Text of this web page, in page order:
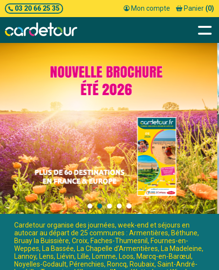
03 20 66 25 35 Mon compte Panier (0)
Cardetour organise des journées, week-end et séjours en
autocar au départ de 25 communes : Armentières, Béthune,
Bruay la Buissière, Croix, Faches-Thumesnil, Fournes-en-
Weppes, La Bassée, La Chapelle d’Armentières, La Madeleine,
Lannoy, Lens, Liévin, Lille, Lomme, Loos, Marcq-en-Barœul,
Noyelles-Godault, Pérenchies, Roncq, Roubaix, Saint-André-